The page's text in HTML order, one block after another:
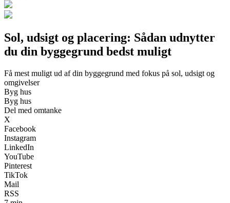
Sol, udsigt og placering: Sådan udnytter
du din byggegrund bedst muligt
Få mest muligt ud af din byggegrund med fokus på sol, udsigt og
omgivelser
Byg hus
Byg hus
Del med omtanke
X
Facebook
Instagram
LinkedIn
YouTube
Pinterest
TikTok
Mail
RSS